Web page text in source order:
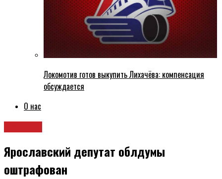
Локомотив готов выкупить Лихачёва: компенсация
обсуждается
О нас
Ярославский депутат облдумы
оштрафован